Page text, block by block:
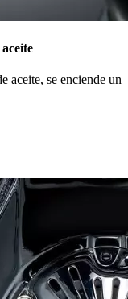
aceite, se enciende un